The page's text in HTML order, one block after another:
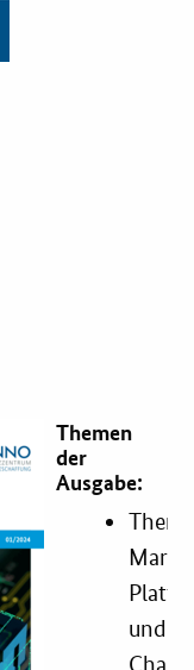
Themen
der
Ausgabe:
und